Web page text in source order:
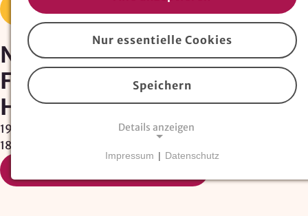
Workshop
Natürlich Handwerk
Festival der
Handwerkskunst
19. September 2026 11:00 bis 20. September 2026
18:00
Nur essentielle Cookies
Speichern
Details anzeigen
Essentielle Cookiessind für den Betrieb der
Impressum | Datenschutz